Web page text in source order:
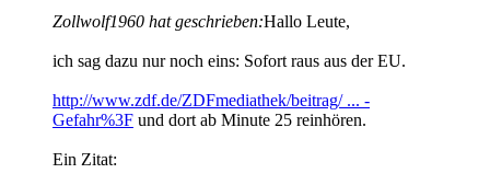
Zollwolf1960 hat geschrieben:Hallo Leute,
ich sag dazu nur noch eins: Sofort raus aus der EU.
http://www.zdf.de/ZDFmediathek/beitrag/ ... -
Gefahr%3F und dort ab Minute 25 reinhören.
Ein Zitat: